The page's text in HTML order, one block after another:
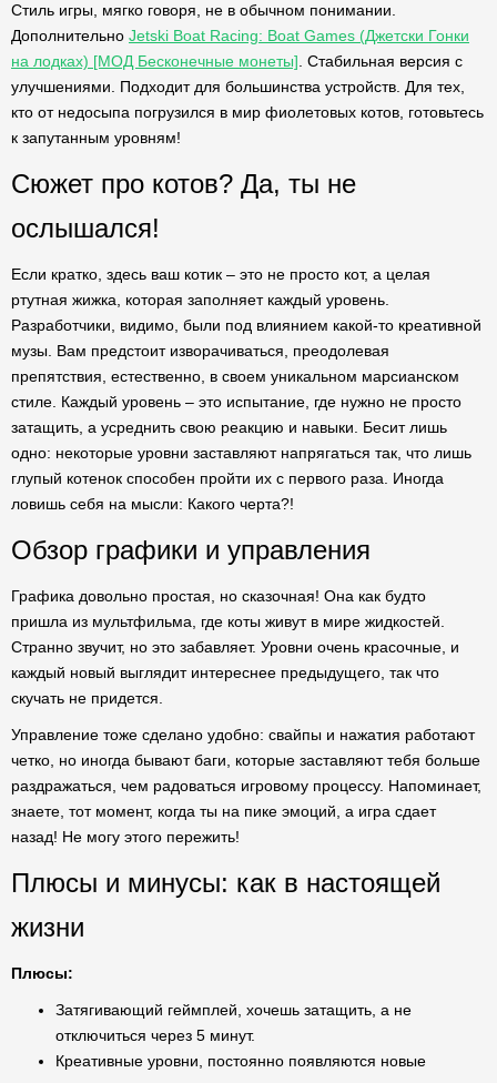
Стиль игры, мягко говоря, не в обычном понимании.
Дополнительно Jetski Boat Racing: Boat Games (Джетски Гонки
на лодках) [МОД Бесконечные монеты] . Стабильная версия с
улучшениями. Подходит для большинства устройств. Для тех,
кто от недосыпа погрузился в мир фиолетовых котов, готовьтесь
к запутанным уровням!
Сюжет про котов? Да, ты не
ослышался!
Если кратко, здесь ваш котик – это не просто кот, а целая
ртутная жижка, которая заполняет каждый уровень.
Разработчики, видимо, были под влиянием какой-то креативной
музы. Вам предстоит изворачиваться, преодолевая
препятствия, естественно, в своем уникальном марсианском
стиле. Каждый уровень – это испытание, где нужно не просто
затащить, а усреднить свою реакцию и навыки. Бесит лишь
одно: некоторые уровни заставляют напрягаться так, что лишь
глупый котенок способен пройти их с первого раза. Иногда
ловишь себя на мысли: Какого черта?!
Обзор графики и управления
Графика довольно простая, но сказочная! Она как будто
пришла из мультфильма, где коты живут в мире жидкостей.
Странно звучит, но это забавляет. Уровни очень красочные, и
каждый новый выглядит интереснее предыдущего, так что
скучать не придется.
Управление тоже сделано удобно: свайпы и нажатия работают
четко, но иногда бывают баги, которые заставляют тебя больше
раздражаться, чем радоваться игровому процессу. Напоминает,
знаете, тот момент, когда ты на пике эмоций, а игра сдает
назад! Не могу этого пережить!
Плюсы и минусы: как в настоящей
жизни
Плюсы:
Затягивающий геймплей, хочешь затащить, а не
отключиться через 5 минут.
Креативные уровни, постоянно появляются новые